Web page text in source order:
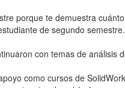
porque te demuestra
de segundo semestre.
con temas de análisis
como cursos de